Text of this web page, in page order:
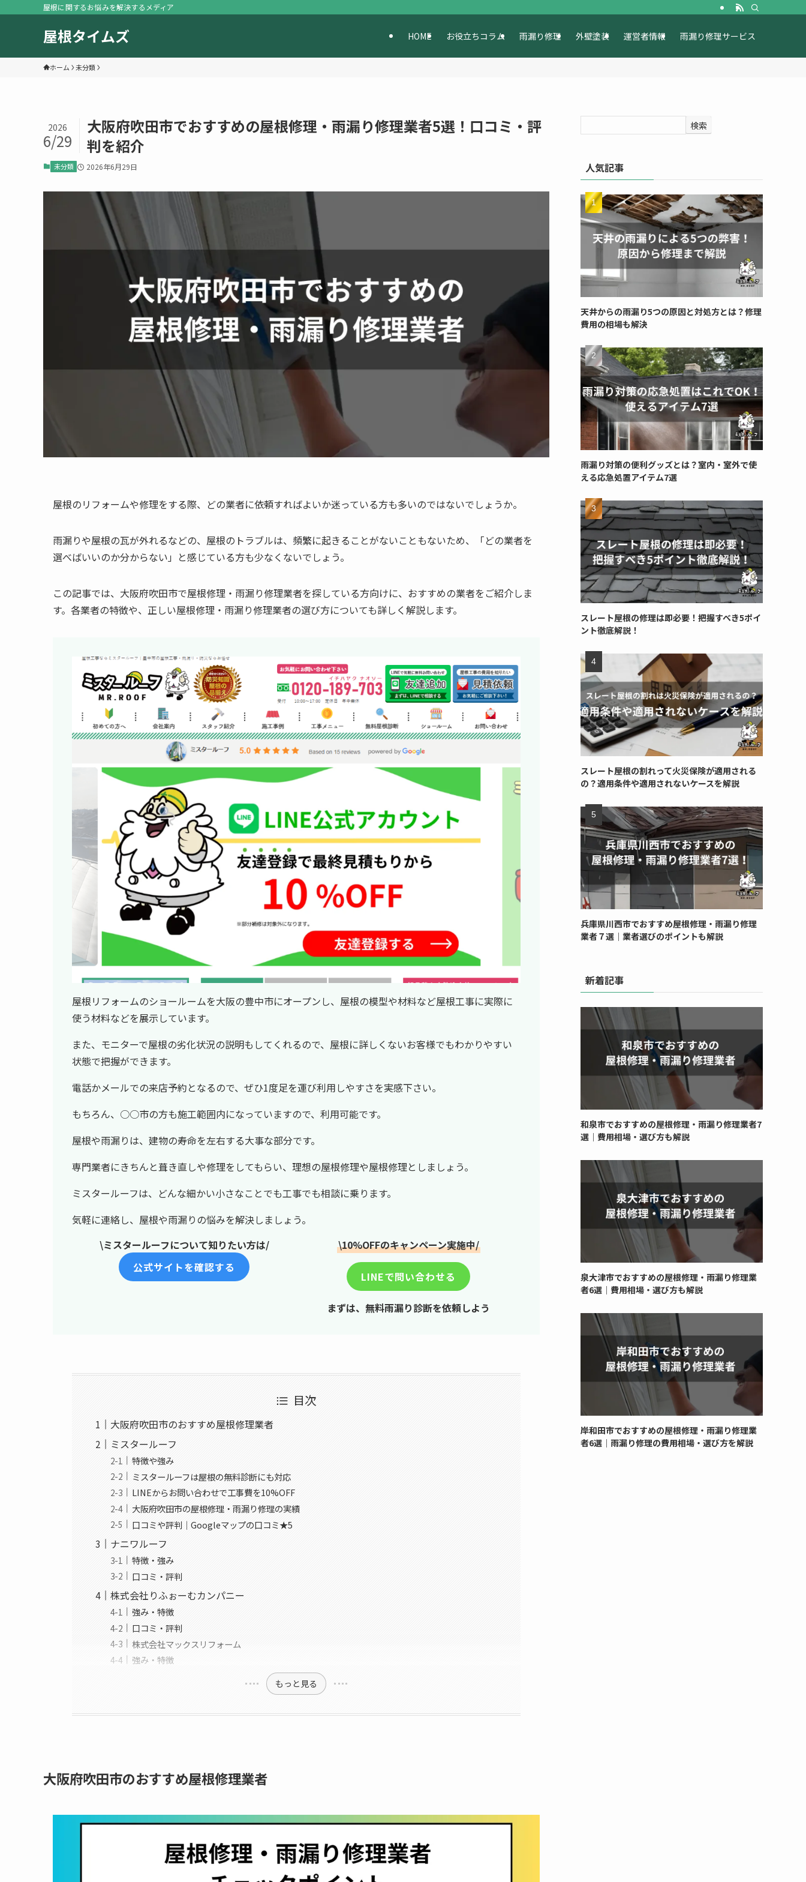
屋根に関するお悩みを解決するメディア
屋根タイムズ HOME お役立ちコラム 雨漏り修理 外壁塗装 運営者情報 雨漏り修理サービス
ホーム 未分類
大阪府吹田市でおすすめの屋根修理・雨漏り修理業者5選！口コミ・評
判を紹介
2026
6/29
未分類 2026年6月29日
屋根のリフォームや修理をする際、どの業者に依頼すればよいか迷っている方も多いのではないでしょうか。
雨漏りや屋根の瓦が外れるなどの、屋根のトラブルは、頻繁に起きることがないこともないため、「どの業者を
選べばいいのか分からない」と感じている方も少なくないでしょう。
この記事では、大阪府吹田市で屋根修理・雨漏り修理業者を探している方向けに、おすすめの業者をご紹介しま
す。各業者の特徴や、正しい屋根修理・雨漏り修理業者の選び方についても詳しく解説します。
屋根リフォームのショールームを大阪の豊中市にオープンし、屋根の模型や材料など屋根工事に実際に
使う材料などを展示しています。
また、モニターで屋根の劣化状況の説明もしてくれるので、屋根に詳しくないお客様でもわかりやすい
状態で把握ができます。
電話かメールでの来店予約となるので、ぜひ1度足を運び利用しやすさを実感下さい。
もちろん、○○市の方も施工範囲内になっていますので、利用可能です。
屋根や雨漏りは、建物の寿命を左右する大事な部分です。
専門業者にきちんと葺き直しや修理をしてもらい、理想の屋根修理や屋根修理としましょう。
ミスタールーフは、どんな細かい小さなことでも工事でも相談に乗ります。
気軽に連絡し、屋根や雨漏りの悩みを解決しましょう。
\ミスタールーフについて知りたい方は/
公式サイトを確認する
\10%OFFのキャンペーン実施中/
LINEで問い合わせる
まずは、無料雨漏り診断を依頼しよう
目次
大阪府吹田市のおすすめ屋根修理業者
ミスタールーフ
特徴や強み
ミスタールーフは屋根の無料診断にも対応
LINEからお問い合わせで工事費を10%OFF
大阪府吹田市の屋根修理・雨漏り修理の実績
口コミや評判｜Googleマップの口コミ★5
ナニワルーフ
特徴・強み
口コミ・評判
株式会社りふぉーむカンパニー
強み・特徴
口コミ・評判
株式会社マックスリフォーム
強み・特徴
もっと見る
大阪府吹田市のおすすめ屋根修理業者
検索
人気記事
天井からの雨漏り5つの原因と対処方とは？修理
費用の相場も解決
雨漏り対策の便利グッズとは？室内・室外で使
える応急処置アイテム7選
スレート屋根の修理は即必要！把握すべき5ポイ
ント徹底解説！
スレート屋根の割れって火災保険が適用される
の？適用条件や適用されないケースを解説
兵庫県川西市でおすすめ屋根修理・雨漏り修理
業者７選｜業者選びのポイントも解説
新着記事
和泉市でおすすめの屋根修理・雨漏り修理業者7
選｜費用相場・選び方も解説
泉大津市でおすすめの屋根修理・雨漏り修理業
者6選｜費用相場・選び方も解説
岸和田市でおすすめの屋根修理・雨漏り修理業
者6選｜雨漏り修理の費用相場・選び方を解説